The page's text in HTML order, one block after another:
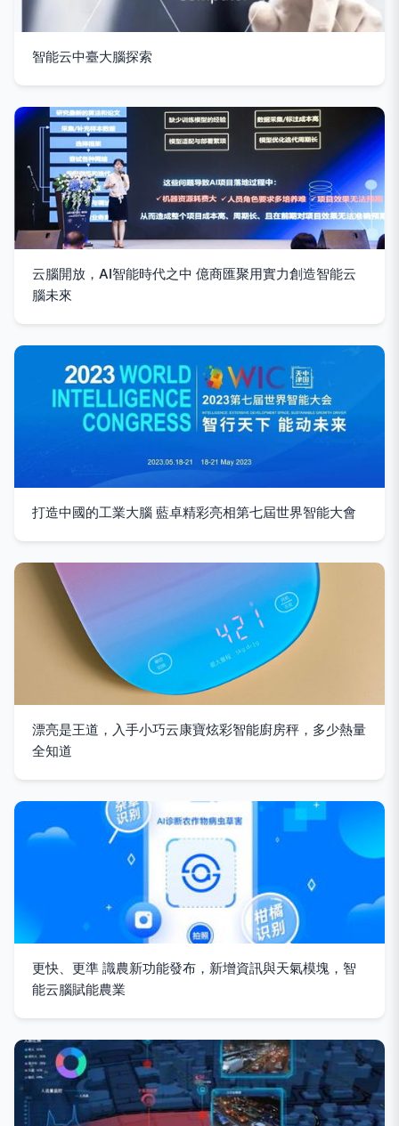
智能云中臺大腦探索
云腦開放，AI智能時代之中 億商匯聚用實力創造智能云
腦未來
打造中國的工業大腦 藍卓精彩亮相第七屆世界智能大會
漂亮是王道，入手小巧云康寶炫彩智能廚房秤，多少熱量
全知道
更快、更準 識農新功能發布，新增資訊與天氣模塊，智
能云腦賦能農業